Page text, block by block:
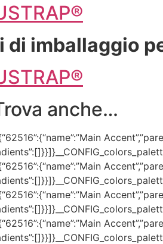
di imballaggio
anche…